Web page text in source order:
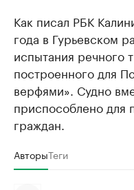
Как писал РБК
года в Гурьевском
испытания речного
построенного для
верфями». Судно
приспособлено для
граждан.
АвторыТеги